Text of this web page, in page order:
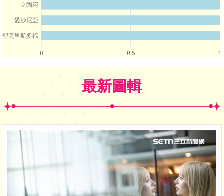
0 0.5 1
立陶宛
愛沙尼亞
聖克里斯多福
最新圖輯